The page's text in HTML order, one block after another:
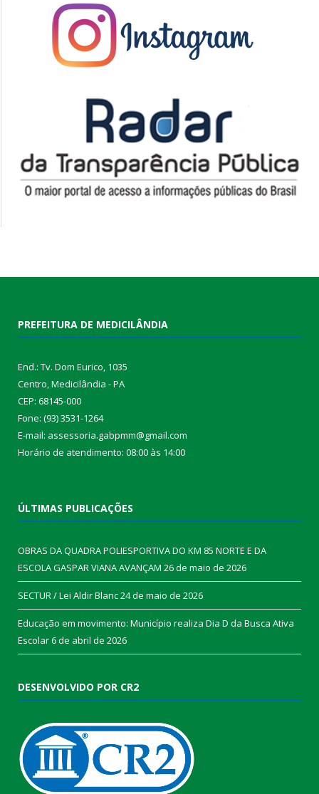
PREFEITURA DE MEDICILÂNDIA
End.: Tv. Dom Eurico, 1035
Centro, Medicilândia - PA
CEP: 68145-000
Fone: (93) 3531-1264
E-mail: assessoria.gabpmm@gmail.com
Horário de atendimento: 08:00 às 14:00
ÚLTIMAS PUBLICAÇÕES
OBRAS DA QUADRA POLIESPORTIVA DO KM 85 NORTE E DA
ESCOLA GASPAR VIANA AVANÇAM 26 de maio de 2026
SECTUR / Lei Aldir Blanc24 de maio de 2026
Educação em movimento: Município realiza Dia D da Busca Ativa
Escolar6 de abril de 2026
DESENVOLVIDO POR CR2